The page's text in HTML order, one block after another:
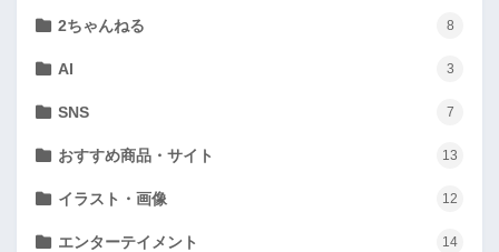
2ちゃんねる 8
AI 3
SNS 7
おすすめ商品・サイト 13
イラスト・画像 12
エンターテイメント 14